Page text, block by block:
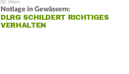
Notlage in Gewässern:
DLRG SCHILDERT RICHTIGES
VERHALTEN